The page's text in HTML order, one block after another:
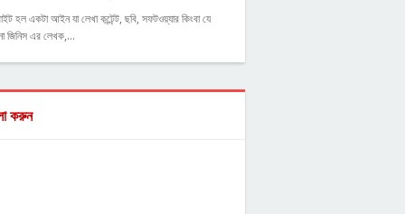
হল একটা আইন যা লেখা কন্টেন্ট, ছবি, সফটওয়্যার কিংবা যে
জিনিস এর লেখক,…
করুন